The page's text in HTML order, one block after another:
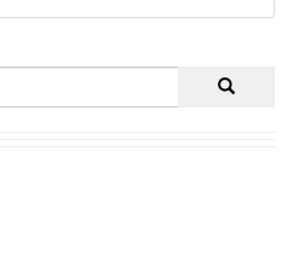
20*20*1, 5 мм, 40*20*1, 5